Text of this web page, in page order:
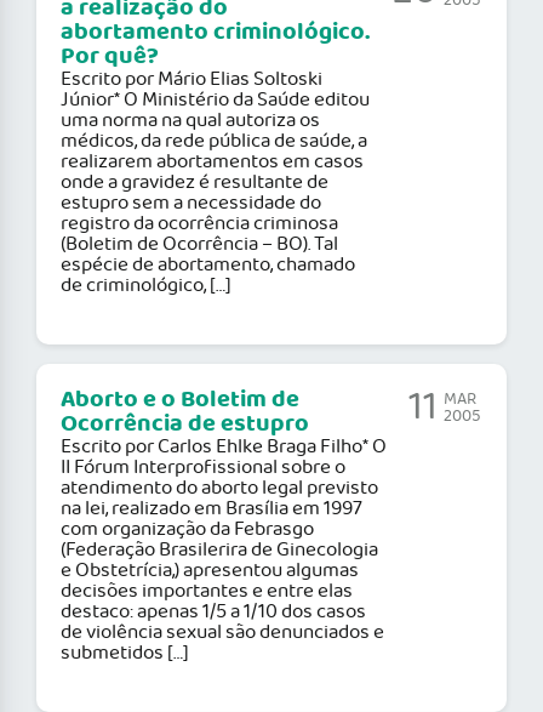
a realização do
abortamento criminológico.
Por quê?
Escrito por Mário Elias Soltoski
Júnior* O Ministério da Saúde editou
uma norma na qual autoriza os
médicos, da rede pública de saúde, a
realizarem abortamentos em casos
onde a gravidez é resultante de
estupro sem a necessidade do
registro da ocorrência criminosa
(Boletim de Ocorrência – BO). Tal
espécie de abortamento, chamado
de criminológico, […]
Aborto e o Boletim de
Ocorrência de estupro
Escrito por Carlos Ehlke Braga Filho* O
II Fórum Interprofissional sobre o
atendimento do aborto legal previsto
na lei, realizado em Brasília em 1997
com organização da Febrasgo
(Federação Brasilerira de Ginecologia
e Obstetrícia,) apresentou algumas
decisões importantes e entre elas
destaco: apenas 1/5 a 1/10 dos casos
de violência sexual são denunciados e
submetidos […]
11 MAR
2005